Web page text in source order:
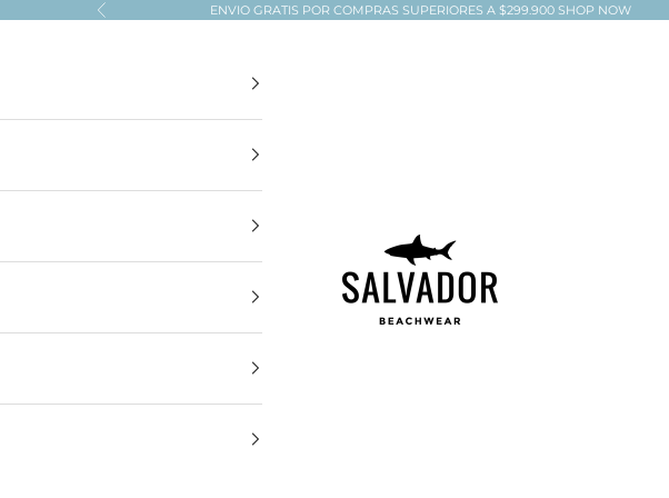
Anterior ENVIO GRATIS POR COMPRAS SUPERIORES A $299.900 SHOP NOW
Salvador Beachwear